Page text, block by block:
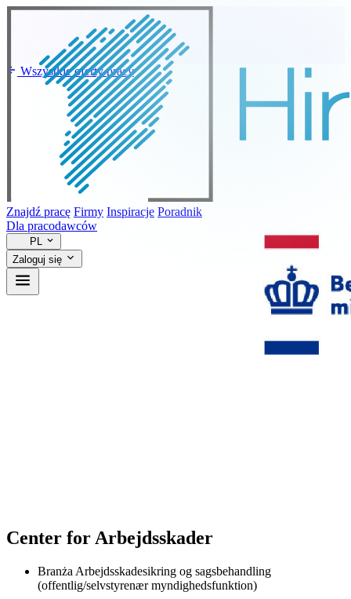
Znajdź pracę Firmy Inspiracje Poradnik
Dla pracodawców
PL
Zaloguj się
Wszystkie oferty pracy
Center for Arbejdsskader
Branża Arbejdsskadesikring og sagsbehandling
(offentlig/selvstyrenær myndighedsfunktion)